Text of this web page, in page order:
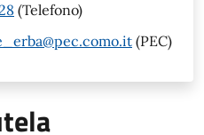
(Telefono)
(PEC)